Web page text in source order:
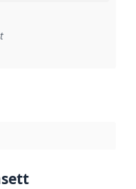
implementasjonsregel